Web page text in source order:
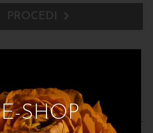
PROCEDI
E-SHOP